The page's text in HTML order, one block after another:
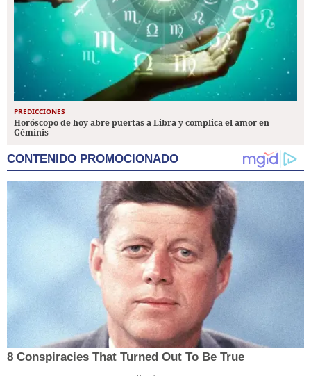
PREDICCIONES
Horóscopo de hoy abre puertas a Libra y complica el amor en
Géminis
CONTENIDO PROMOCIONADO
8 Conspiracies That Turned Out To Be True